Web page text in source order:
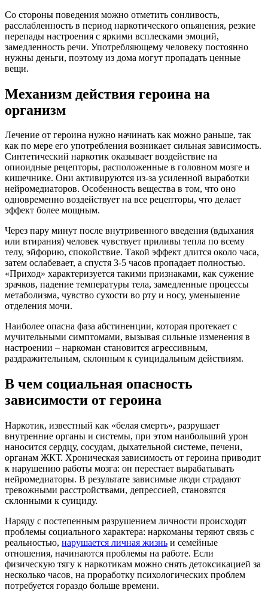
Со стороны поведения можно отметить сонливость,
расслабленность в период наркотического опьянения, резкие
перепады настроения с яркими всплесками эмоций,
замедленность речи. Употребляющему человеку постоянно
нужны деньги, поэтому из дома могут пропадать ценные
вещи.
Механизм действия героина на
организм
Лечение от героина нужно начинать как можно раньше, так
как по мере его употребления возникает сильная зависимость.
Синтетический наркотик оказывает воздействие на
опиоидные рецепторы, расположенные в головном мозге и
кишечнике. Они активируются из-за усиленной выработки
нейромедиаторов. Особенность вещества в том, что оно
одновременно воздействует на все рецепторы, что делает
эффект более мощным.
Через пару минут после внутривенного введения (вдыхания
или втирания) человек чувствует приливы тепла по всему
телу, эйфорию, спокойствие. Такой эффект длится около часа,
затем ослабевает, а спустя 3-5 часов пропадает полностью.
«Приход» характеризуется такими признаками, как сужение
зрачков, падение температуры тела, замедленные процессы
метаболизма, чувство сухости во рту и носу, уменьшение
отделения мочи.
Наиболее опасна фаза абстиненции, которая протекает с
мучительными симптомами, вызывая сильные изменения в
настроении – наркоман становится агрессивным,
раздражительным, склонным к суицидальным действиям.
В чем социальная опасность
зависимости от героина
Наркотик, известный как «белая смерть», разрушает
внутренние органы и системы, при этом наибольший урон
наносится сердцу, сосудам, дыхательной системе, печени,
органам ЖКТ. Хроническая зависимость от героина приводит
к нарушению работы мозга: он перестает вырабатывать
нейромедиаторы. В результате зависимые люди страдают
тревожными расстройствами, депрессией, становятся
склонными к суициду.
Наряду с постепенным разрушением личности происходят
проблемы социального характера: наркоманы теряют связь с
реальностью, нарушается личная жизнь и семейные
отношения, начинаются проблемы на работе. Если
физическую тягу к наркотикам можно снять детоксикацией за
несколько часов, на проработку психологических проблем
потребуется гораздо больше времени.